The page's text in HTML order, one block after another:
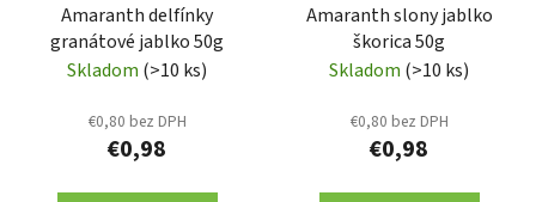
Amaranth delfínky
granátové jablko 50g
Skladom (>10 ks)
€0,80 bez DPH
€0,98
Amaranth slony jablko
škorica 50g
Skladom (>10 ks)
€0,80 bez DPH
€0,98